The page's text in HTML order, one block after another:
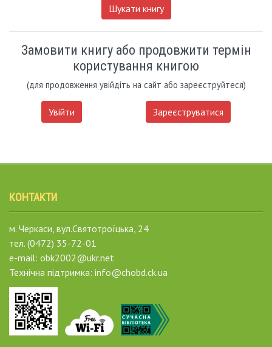
Шукати книгу
Замовити книгу або продовжити термін
користування книгою
(для продовження увійдіть на сайт або зареєструйтеся)
Увійти Зареєструватися
КОНТАКТИ
м. Черкаси, вул.Святотроїцька, 24
тел. (0472) 35-72-01
e-mail: obk2002@ukr.net
Технічна підтримка: info@chobd.ck.ua